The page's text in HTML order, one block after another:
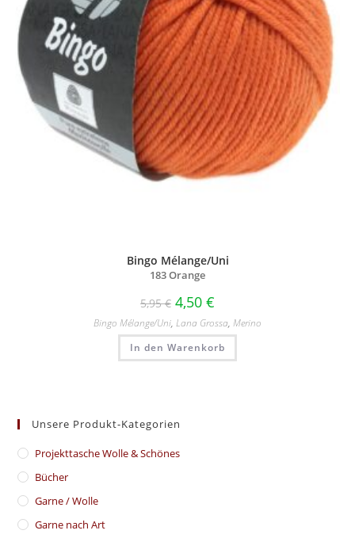
Bingo Mélange/Uni
183 Orange
5,95€ 4,50 €
Bingo Mélange/​Uni, Lana Grossa, Merino
In den Warenkorb
Unsere Produkt-Kategorien
​Projekttasche Wolle & Schönes
Bücher
Garne / Wolle
Garne nach Art